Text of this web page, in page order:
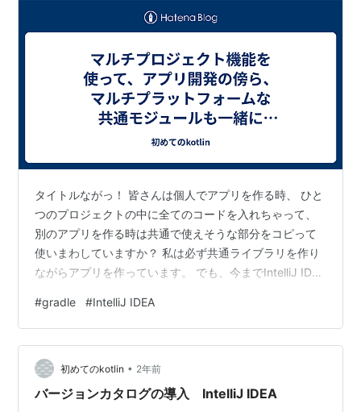
タイトルながっ！ 皆さんは個人でアプリを作る時、 ひと
つのプロジェクトの中に全てのコードを入れちゃって、
別のアプリを作る時は共通で使えそうな部分をコピって
使いまわしていますか？ 私は必ず共通ライブラリを作り
ながらアプリを作っています。 でも、今までIntelliJ IDEA
ず、 共通モジュールのソースディレクトリを、アプリの
ソースディレクトリ内にシンボリックリンクを貼って、
一緒にビルドすると言うやり方をやっていました( ´•ᴗ•ก;
) と言うわけで、 今回開発中のプロジェクト(メインプロ
ジェクト)に開発中のマルチプラットフォームな共通モ
#gradle #IntelliJ IDEA
初めてのkotlin • 2年前
バージョンカタログの導入 IntelliJ IDEA